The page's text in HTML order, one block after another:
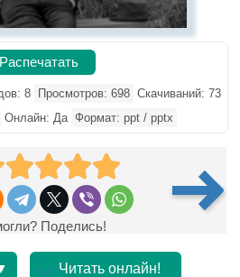
Распечатать
8 Просмотров: 698 Скачиваний: 73
Онлайн: Да Формат: ppt / pptx
Поделись!
Читать онлайн!